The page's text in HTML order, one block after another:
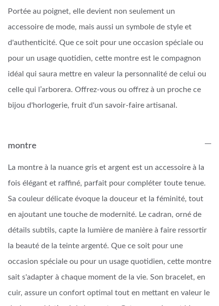
Portée au poignet, elle devient non seulement un
accessoire de mode, mais aussi un symbole de style et
d'authenticité. Que ce soit pour une occasion spéciale ou
pour un usage quotidien, cette montre est le compagnon
idéal qui saura mettre en valeur la personnalité de celui ou
celle qui l’arborera. Offrez-vous ou offrez à un proche ce
bijou d'horlogerie, fruit d'un savoir-faire artisanal.
montre
La montre à la nuance gris et argent est un accessoire à la
fois élégant et raffiné, parfait pour compléter toute tenue.
Sa couleur délicate évoque la douceur et la féminité, tout
en ajoutant une touche de modernité. Le cadran, orné de
détails subtils, capte la lumière de manière à faire ressortir
la beauté de la teinte argenté. Que ce soit pour une
occasion spéciale ou pour un usage quotidien, cette montre
sait s'adapter à chaque moment de la vie. Son bracelet, en
cuir, assure un confort optimal tout en mettant en valeur le